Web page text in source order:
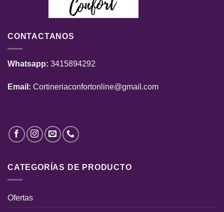
CONTACTANOS
Whatsapp: 3415894292
Email: Cortineriaconfortonline@gmail.com
CATEGORÍAS DE PRODUCTO
Ofertas